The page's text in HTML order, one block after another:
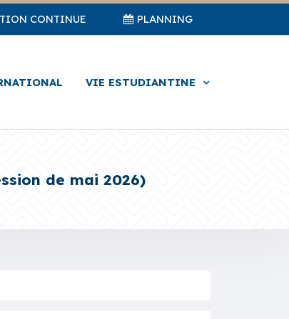
CONTINUE PLANNING
VIE ESTUDIANTINE
de mai 2026)